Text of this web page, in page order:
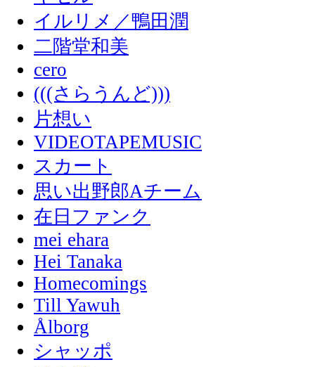
イルリメ／鴨田潤
二階堂和美
cero
(((さらうんど)))
片想い
VIDEOTAPEMUSIC
スカート
思い出野郎Aチーム
在日ファンク
mei ehara
Hei Tanaka
Homecomings
Till Yawuh
Ålborg
シャッポ